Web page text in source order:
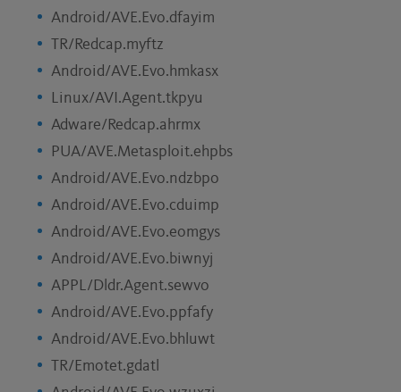
Android/AVE.Evo.dfayim
TR/Redcap.myftz
Android/AVE.Evo.hmkasx
Linux/AVI.Agent.tkpyu
Adware/Redcap.ahrmx
PUA/AVE.Metasploit.ehpbs
Android/AVE.Evo.ndzbpo
Android/AVE.Evo.cduimp
Android/AVE.Evo.eomgys
Android/AVE.Evo.biwnyj
APPL/Dldr.Agent.sewvo
Android/AVE.Evo.ppfafy
Android/AVE.Evo.bhluwt
TR/Emotet.gdatl